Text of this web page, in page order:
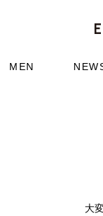
MEN
大